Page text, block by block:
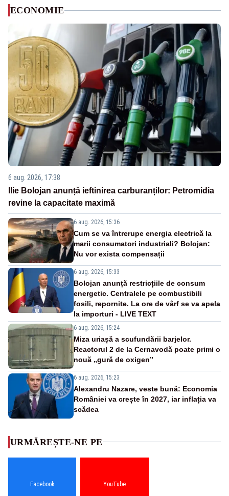
ECONOMIE
6 aug. 2026, 17:38
Ilie Bolojan anunță ieftinirea carburanților: Petromidia
revine la capacitate maximă
6 aug. 2026, 15:36
Cum se va întrerupe energia electrică la
marii consumatori industriali? Bolojan:
Nu vor exista compensații
6 aug. 2026, 15:33
Bolojan anunță restricțiile de consum
energetic. Centralele pe combustibili
fosili, repornite. La ore de vârf se va apela
la importuri - LIVE TEXT
6 aug. 2026, 15:24
Miza uriașă a scufundării barjelor.
Reactorul 2 de la Cernavodă poate primi o
nouă „gură de oxigen”
6 aug. 2026, 15:23
Alexandru Nazare, veste bună: Economia
României va crește în 2027, iar inflația va
scădea
URMĂREȘTE-NE PE
Facebook YouTube